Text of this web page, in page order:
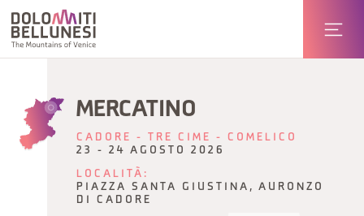
MERCATINO
CADORE - TRE CIME - COMELICO
23 - 24 AGOSTO 2026
LOCALITÀ:
PIAZZA SANTA GIUSTINA, AURONZO
DI CADORE